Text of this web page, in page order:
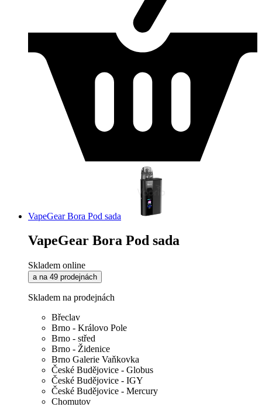
VapeGear Bora Pod sada
VapeGear Bora Pod sada
Skladem online
a na 49 prodejnách
Skladem na prodejnách
Břeclav
Brno - Královo Pole
Brno - střed
Brno - Židenice
Brno Galerie Vaňkovka
České Budějovice - Globus
České Budějovice - IGY
České Budějovice - Mercury
Chomutov